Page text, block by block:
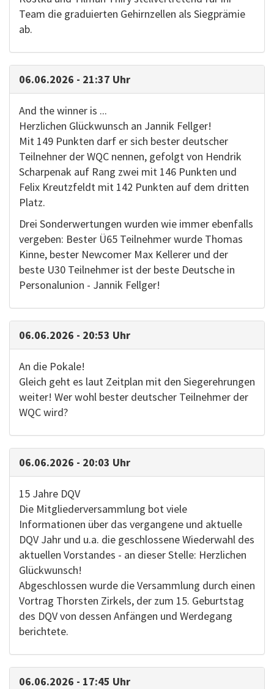
Team die graduierten Gehirnzellen als Siegprämie
ab.
06.06.2026 - 21:37 Uhr
And the winner is ...
Herzlichen Glückwunsch an Jannik Fellger!
Mit 149 Punkten darf er sich bester deutscher
Teilnehner der WQC nennen, gefolgt von Hendrik
Scharpenak auf Rang zwei mit 146 Punkten und
Felix Kreutzfeldt mit 142 Punkten auf dem dritten
Platz.
Drei Sonderwertungen wurden wie immer ebenfalls
vergeben: Bester Ü65 Teilnehmer wurde Thomas
Kinne, bester Newcomer Max Kellerer und der
beste U30 Teilnehmer ist der beste Deutsche in
Personalunion - Jannik Fellger!
06.06.2026 - 20:53 Uhr
An die Pokale!
Gleich geht es laut Zeitplan mit den Siegerehrungen
weiter! Wer wohl bester deutscher Teilnehmer der
WQC wird?
06.06.2026 - 20:03 Uhr
15 Jahre DQV
Die Mitgliederversammlung bot viele
Informationen über das vergangene und aktuelle
DQV Jahr und u.a. die geschlossene Wiederwahl des
aktuellen Vorstandes - an dieser Stelle: Herzlichen
Glückwunsch!
Abgeschlossen wurde die Versammlung durch einen
Vortrag Thorsten Zirkels, der zum 15. Geburtstag
des DQV von dessen Anfängen und Werdegang
berichtete.
06.06.2026 - 17:45 Uhr